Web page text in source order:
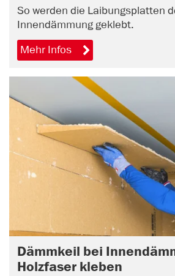
So werden die Laibungsplatten
Innendämmung geklebt.
Mehr Infos
Dämmkeil bei
Holzfaser kleben